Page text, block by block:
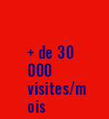
+ de 30
000
visites/m
ois